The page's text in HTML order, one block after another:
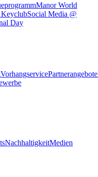
Manor World
Social Media @
Day
VorhangservicePartnerangebote
NachhaltigkeitMedien